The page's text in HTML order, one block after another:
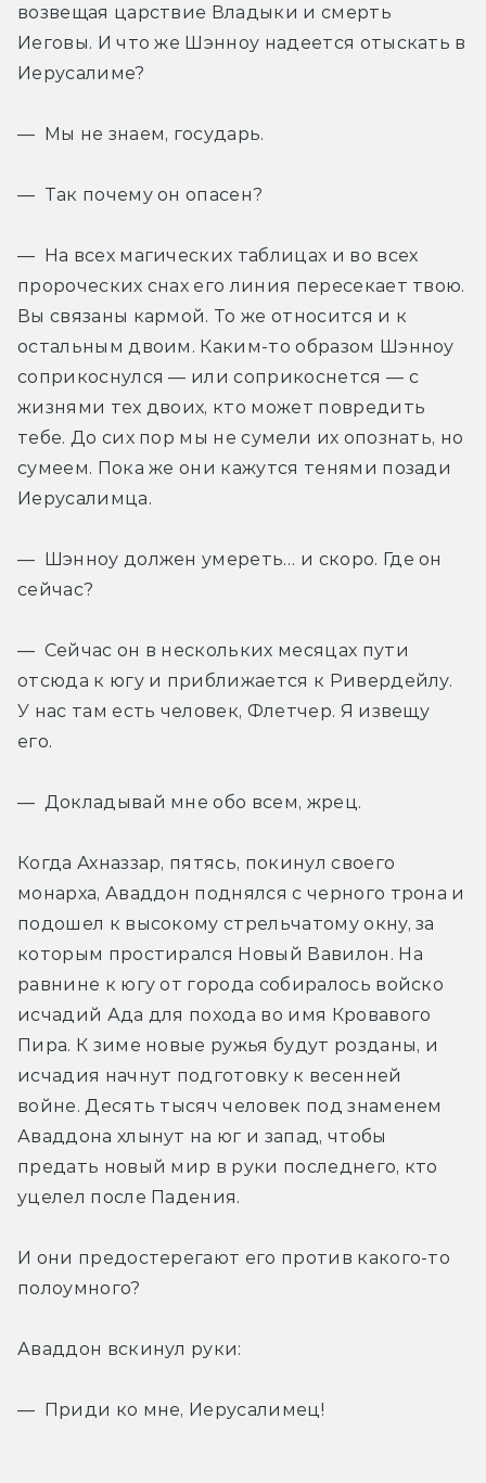
возвещая царствие Владыки и смерть
Иеговы. И что же Шэнноу надеется отыскать в
Иерусалиме?
— Мы не знаем, государь.
— Так почему он опасен?
— На всех магических таблицах и во всех
пророческих снах его линия пересекает твою.
Вы связаны кармой. То же относится и к
остальным двоим. Каким-то образом Шэнноу
соприкоснулся — или соприкоснется — с
жизнями тех двоих, кто может повредить
тебе. До сих пор мы не сумели их опознать, но
сумеем. Пока же они кажутся тенями позади
Иерусалимца.
— Шэнноу должен умереть… и скоро. Где он
сейчас?
— Сейчас он в нескольких месяцах пути
отсюда к югу и приближается к Ривердейлу.
У нас там есть человек, Флетчер. Я извещу
его.
— Докладывай мне обо всем, жрец.
Когда Ахназзар, пятясь, покинул своего
монарха, Аваддон поднялся с черного трона и
подошел к высокому стрельчатому окну, за
которым простирался Новый Вавилон. На
равнине к югу от города собиралось войско
исчадий Ада для похода во имя Кровавого
Пира. К зиме новые ружья будут розданы, и
исчадия начнут подготовку к весенней
войне. Десять тысяч человек под знаменем
Аваддона хлынут на юг и запад, чтобы
предать новый мир в руки последнего, кто
уцелел после Падения.
И они предостерегают его против какого-то
полоумного?
Аваддон вскинул руки:
— Приди ко мне, Иерусалимец!